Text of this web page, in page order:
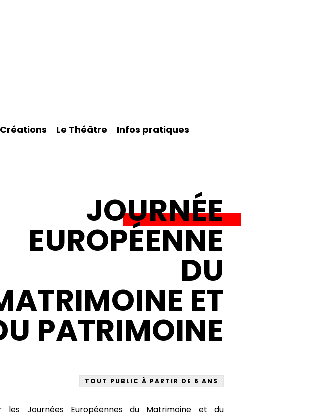
Créations Le Théâtre Infos pratiques
JOURNÉE
EUROPÉENNE
DU
ET
PATRIMOINE
TOUT PUBLIC À PARTIR DE 6 ANS
les Journées Européennes du Matrimoine et du